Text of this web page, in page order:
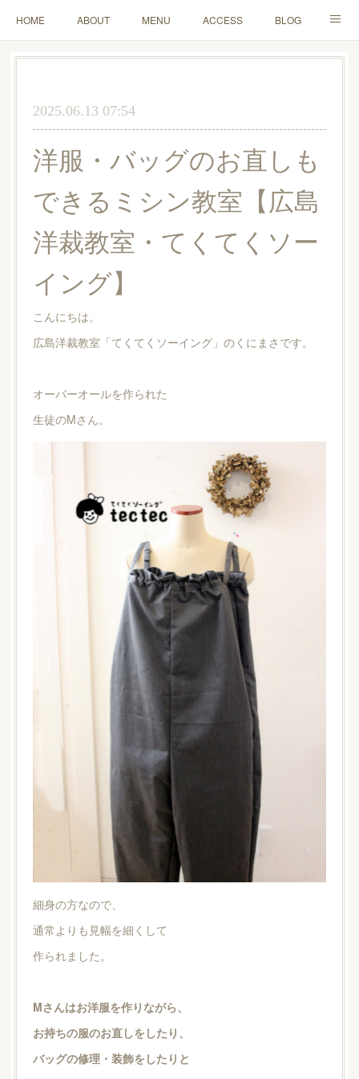
HOME ABOUT MENU ACCESS BLOG
MAIL
2025.06.13 07:54
洋服・バッグのお直しも
できるミシン教室【広島
洋裁教室・てくてくソー
イング】
こんにちは。
広島洋裁教室「てくてくソーイング」のくにまさです。
オーバーオールを作られた
生徒のMさん。
細身の方なので、
通常よりも見幅を細くして
作られました。
Mさんはお洋服を作りながら、
お持ちの服のお直しをしたり、
バッグの修理・装飾をしたりと